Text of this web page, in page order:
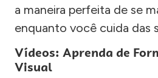
a maneira perfeita de se
enquanto você cuida das
Vídeos: Aprenda de
Visual